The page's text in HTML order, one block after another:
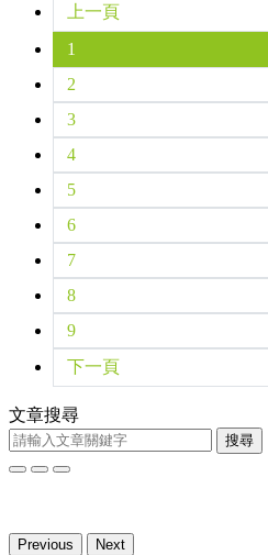
上一頁
1
2
3
4
5
6
7
8
9
下一頁
文章搜尋
搜尋
Previous Next